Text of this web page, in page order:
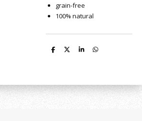
grain-free
100% natural
D
D
S
D